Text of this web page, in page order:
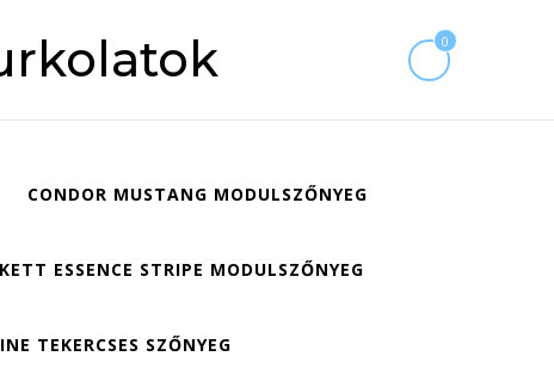
0
CONDOR MUSTANG MODULSZŐNYEG
ESSENCE STRIPE MODULSZŐNYEG
TEKERCSES SZŐNYEG